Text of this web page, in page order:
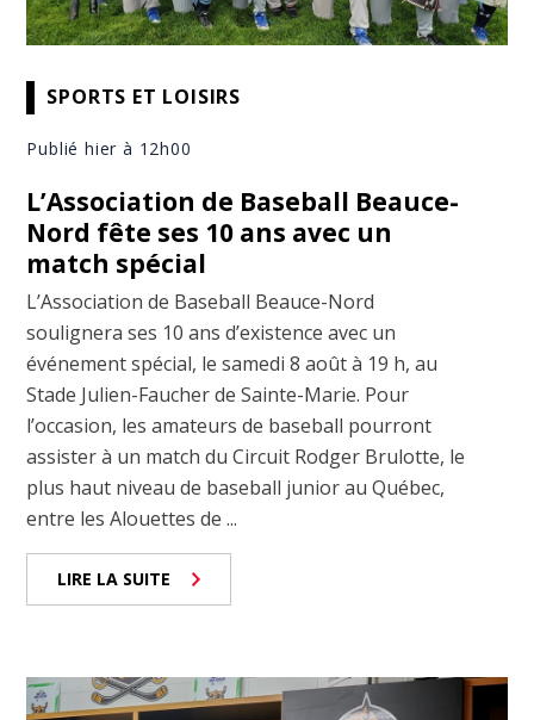
SPORTS ET LOISIRS
Publié hier à 12h00
L’Association de Baseball Beauce-
Nord fête ses 10 ans avec un
match spécial
L’Association de Baseball Beauce-Nord
soulignera ses 10 ans d’existence avec un
événement spécial, le samedi 8 août à 19 h, au
Stade Julien-Faucher de Sainte-Marie. Pour
l’occasion, les amateurs de baseball pourront
assister à un match du Circuit Rodger Brulotte, le
plus haut niveau de baseball junior au Québec,
entre les Alouettes de ...
LIRE LA SUITE